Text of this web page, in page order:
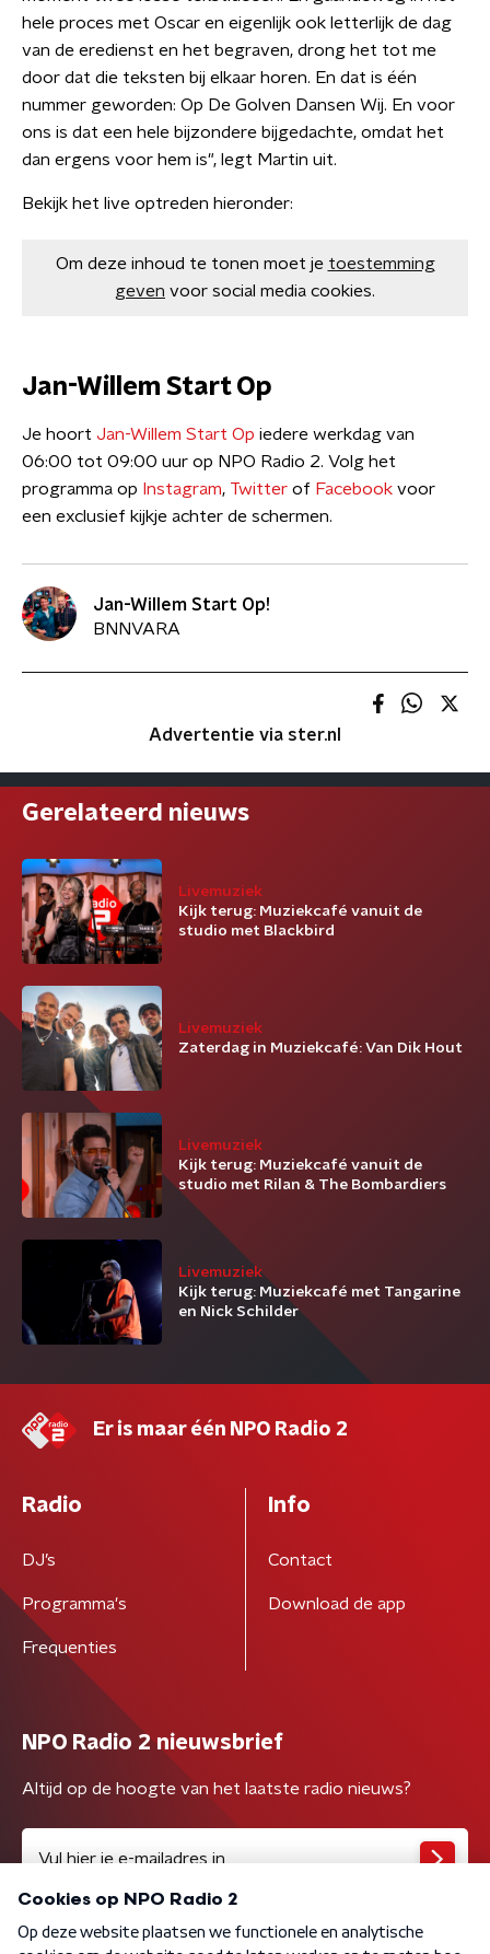
hele proces met Oscar en eigenlijk ook letterlijk de dag
van de eredienst en het begraven, drong het tot me
door dat die teksten bij elkaar horen. En dat is één
nummer geworden: Op De Golven Dansen Wij. En voor
ons is dat een hele bijzondere bijgedachte, omdat het
dan ergens voor hem is", legt Martin uit.
Bekijk het live optreden hieronder:
Om deze inhoud te tonen moet je toestemming
geven voor social media cookies.
Jan-Willem Start Op
Je hoort Jan-Willem Start Op iedere werkdag van
06:00 tot 09:00 uur op NPO Radio 2. Volg het
programma op Instagram, Twitter of Facebook voor
een exclusief kijkje achter de schermen.
Jan-Willem Start Op!
BNNVARA
Advertentie via ster.nl
Gerelateerd nieuws
Livemuziek
Kijk terug: Muziekcafé vanuit de
studio met Blackbird
Livemuziek
Zaterdag in Muziekcafé: Van Dik Hout
Livemuziek
Kijk terug: Muziekcafé vanuit de
studio met Rilan & The Bombardiers
Livemuziek
Kijk terug: Muziekcafé met Tangarine
en Nick Schilder
Er is maar één NPO Radio 2
Radio
DJ’s
Programma's
Frequenties
Info
Contact
Download de app
NPO Radio 2 nieuwsbrief
Altijd op de hoogte van het laatste radio nieuws?